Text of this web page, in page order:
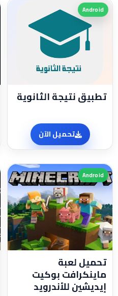
Android
تطبيق نتيجة الثانوية
تحميل الآن
Android
تحميل لعبة
ماينكرافت بوكيت
إيديشين للأندرويد